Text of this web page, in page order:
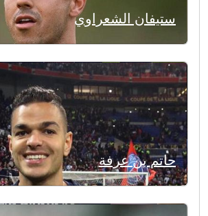
ستيفان الشعراوي
حاتم بن عرفة